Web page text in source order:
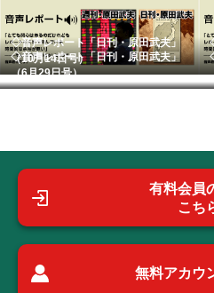
◇音声レポート「日刊・原田武夫」
（10月14日号）
◇音声レポート「日刊・原田武夫」
（6月29日号） ...
有料会員
こち
無料アカウ